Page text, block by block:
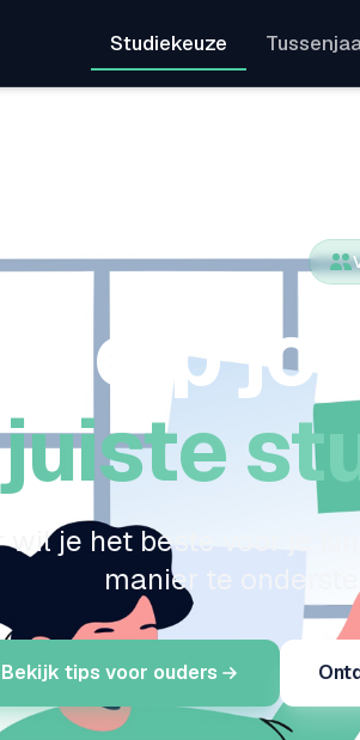
Studiekeuze
Help
juiste
wil je het beste voor je
manier te
Bekijk tips voor ouders